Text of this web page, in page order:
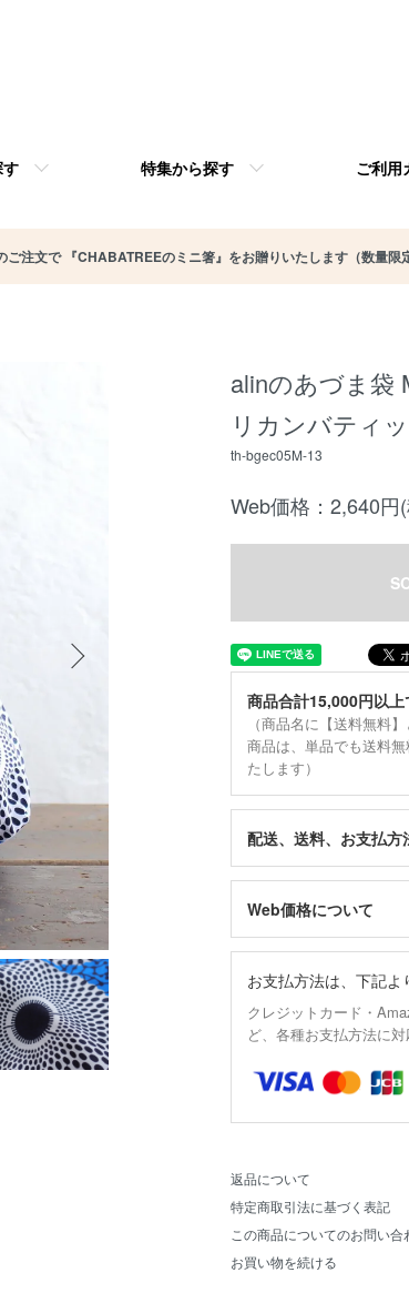
特集から探す ご利用
ご注文で 『CHABATREEのミニ箸』をお贈りいたします（数量限
alinのあづま袋
リカンバティ
th-bgec05M-13
Web価格：2,640円
商品合計15,000円以
（商品名に【送料無料
商品は、単品でも送料
たします）
配送、送料、お支払方
Web価格について
お支払方法は、下記よ
クレジットカード・
ど、各種お支払方法に対
返品について
特定商取引法に基づく表記
この商品についてのお問い合
お買い物を続ける